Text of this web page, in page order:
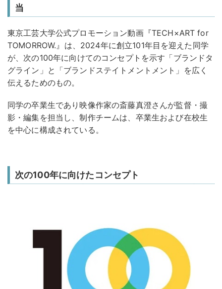
当
東京工芸大学公式プロモーション動画『TECH×ART for
TOMORROW.』は、2024年に創立101年目を迎えた同学
が、次の100年に向けてのコンセプトを示す「ブランドタ
グライン」と「ブランドステイトメントメント」を広く
伝えるためのもの。
同学の卒業生であり映像作家の斎藤真澄さんが監督・撮
影・編集を担当し、制作チームは、卒業生および在校生
を中心に構成されている。
次の100年に向けたコンセプト